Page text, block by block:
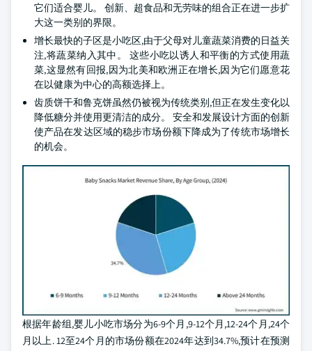
它们适合婴儿。 创新、超食品和无劳味的组合正在进一步扩
大这一类别的界限。
增长最快的子区是小吃区,由于父母对儿童蔬菜消费的日益关
注,将蔬菜纳入其中。 这些小吃以诱人和平衡的方式使用蔬
菜,这显然有回报,因为北美和欧洲正在增长,因为它们愿意花
在以健康为中心的高额选择上。
齿质饼干和鲁克饼虽然仍被视为传统类别,但正在发生变化以
降低糖分并使用更清洁的成分。 安全和发展设计方面的创新
使产品在发达区域的稳步市场份额下降成为了传统市场增长
的机会。
根据年龄组,婴儿小吃市场分为6-9个月,9-12个月,12-24个月,24个
月以上. 12至24个月的市场份额在2024年达到34.7%,预计在预测